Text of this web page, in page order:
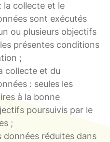
la collecte et le
sont exécutés
ou plusieurs objectifs
présentes conditions
;
collecte et du
: seules les
à la bonne
poursuivis par le
;
données réduites dans